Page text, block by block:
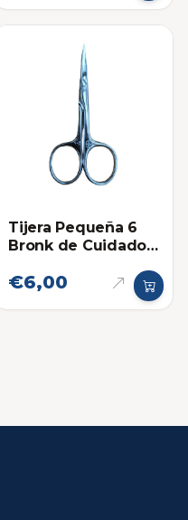
Tijera Pequeña 6
Bronk de Cuidado
€6,00